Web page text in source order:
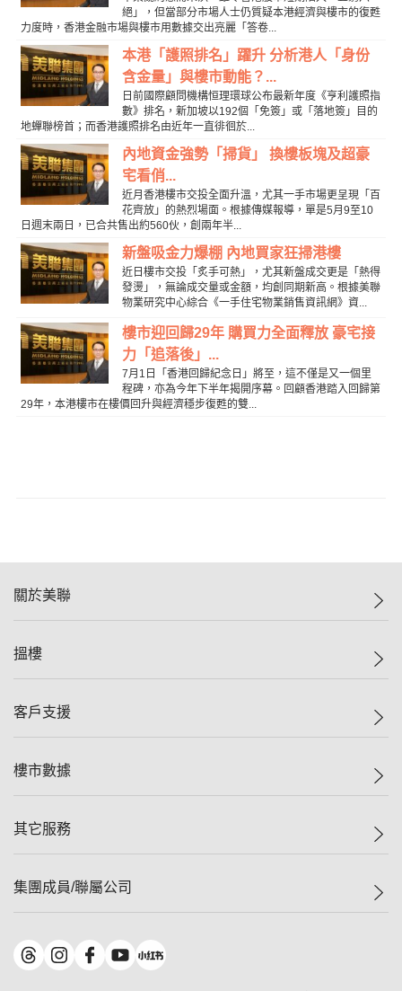
絕」，但當部分市場人士仍質疑本港經濟與樓市的復甦
力度時，香港金融市場與樓市用數據交出亮麗「答卷...
本港「護照排名」躍升 分析港人「身份
含金量」與樓市動能？...
日前國際顧問機構恒理環球公布最新年度《亨利護照指
數》排名，新加坡以192個「免簽」或「落地簽」目的
地蟬聯榜首；而香港護照排名由近年一直徘徊於...
內地資金強勢「掃貨」 換樓板塊及超豪
宅看俏...
近月香港樓市交投全面升溫，尤其一手市場更呈現「百
花齊放」的熱烈場面。根據傳媒報導，單是5月9至10
日週末兩日，已合共售出約560伙，創兩年半...
新盤吸金力爆棚 內地買家狂掃港樓
近日樓市交投「炙手可熱」，尤其新盤成交更是「熱得
發燙」，無論成交量或金額，均創同期新高。根據美聯
物業研究中心綜合《一手住宅物業銷售資訊網》資...
樓市迎回歸29年 購買力全面釋放 豪宅接
力「追落後」...
7月1日「香港回歸紀念日」將至，這不僅是又一個里
程碑，亦為今年下半年揭開序幕。回顧香港踏入回歸第
29年，本港樓市在樓價回升與經濟穩步復甦的雙...
關於美聯
美聯集團
人才招募
搵樓
一手新盤
減價
美聯豪宅
獨家樓盤
租盤
客戶支援
自助放盤
查詢熱線
按揭計算機
負擔能力計算機
轉按計算機
繳款方式
樓市數據
樓價指數
歷史成交
屋苑成交排行榜
地區百科
其它服務
屋苑專頁
美聯精英會
集團成員/聯屬公司
美聯物業
鋑聯控股*